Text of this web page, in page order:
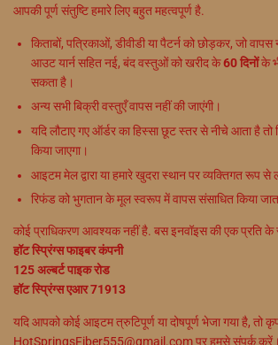
आपकी पूर्ण संतुष्टि हमारे लिए बहुत महत्वपूर्ण है.
किताबों, पत्रिकाओं, डीवीडी या पैटर्न को छोड़कर, जो
आउट यार्न सहित नई, बंद वस्तुओं को खरीद के60 दिनोंके
सकता है।
अन्य सभी बिक्री वस्तुएँ वापस नहीं की जाएंगी।
यदि लौटाए गए ऑर्डर का हिस्सा छूट स्तर से नीचे आता है
किया जाएगा।
आइटम मेल द्वारा या हमारे खुदरा स्थान पर व्यक्तिगत रूप से
रिफंड को भुगतान के मूल स्वरूप में वापस संसाधित किया
कोई प्राधिकरण आवश्यक नहीं है. बस इनवॉइस की एक प्रति के
हॉट स्प्रिंग्स फाइबर कंपनी
125 अल्बर्ट पाइक रोड
हॉट स्प्रिंग्स एआर 71913
यदि आपको कोई आइटम त्रुटिपूर्ण या दोषपूर्ण भेजा गया है, तो
HotSpringsFiber555@gmail.com पर हमसे संपर्क करें।